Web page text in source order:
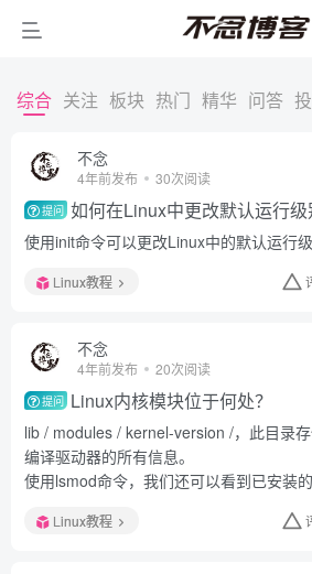
综合 关注 板块 热门 精华 问答
不念
4年前发布 30次阅读
提问 如何在Linux中更改默认运行级
使用init命令可以更改Linux中的默认运行级
Linux教程
不念
4年前发布 20次阅读
提问 Linux内核模块位于何处？
lib / modules / kernel-version /，此目录
编译驱动器的所有信息。
使用lsmod命令，我们还可以看到已安装的
Linux教程